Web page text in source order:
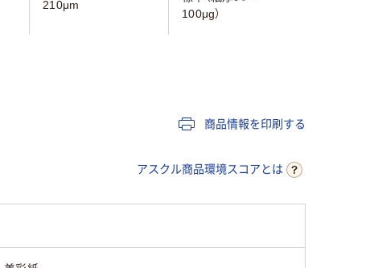
210μm
100μg）
500
A4 （210 × 297 mm）
商品情報を印刷する
アスクル商品環境スコアとは